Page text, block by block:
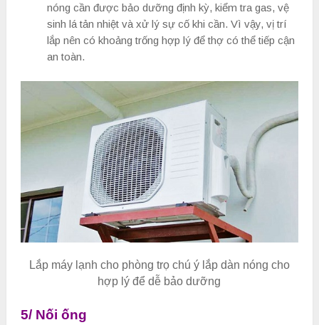
nóng cần được bảo dưỡng định kỳ, kiểm tra gas, vệ
sinh lá tản nhiệt và xử lý sự cố khi cần. Vì vậy, vị trí
lắp nên có khoảng trống hợp lý để thợ có thể tiếp cận
an toàn.
Lắp máy lạnh cho phòng trọ chú ý lắp dàn nóng cho
hợp lý để dễ bảo dưỡng
5/ Nối ống